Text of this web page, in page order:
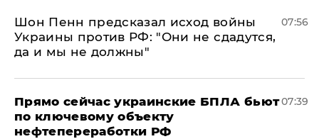
Шон Пенн предсказал исход войны
Украины против РФ: "Они не сдадутся,
да и мы не должны"
07:56
Прямо сейчас украинские БПЛА бьют
по ключевому объекту
нефтепереработки РФ
07:39